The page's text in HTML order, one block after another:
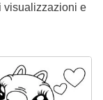
visualizzazioni e